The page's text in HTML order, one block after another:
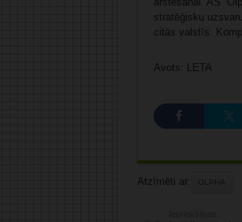
stratēģisku
citās valstīs.
Avots: LETA
Atzīmēti ar: OLPHA